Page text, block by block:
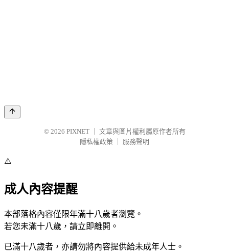
© 2026 PIXNET
文章與圖片權利屬原作者所有
隱私權政策
服務聲明
⚠️
成人內容提醒
本部落格內容僅限年滿十八歲者瀏覽。
若您未滿十八歲，請立即離開。
已滿十八歲者，亦請勿將內容提供給未成年人士。